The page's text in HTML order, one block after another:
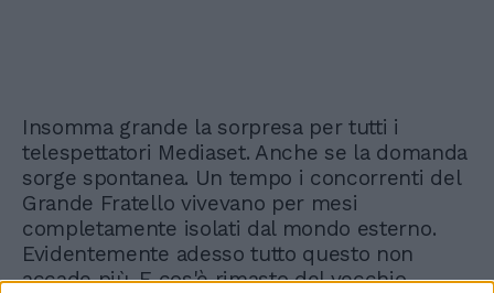
Insomma grande la sorpresa per tutti i
telespettatori Mediaset. Anche se la domanda
sorge spontanea. Un tempo i concorrenti del
Grande Fratello vivevano per mesi
completamente isolati dal mondo esterno.
Evidentemente adesso tutto questo non
accade più. E cos'è rimasto del vecchio